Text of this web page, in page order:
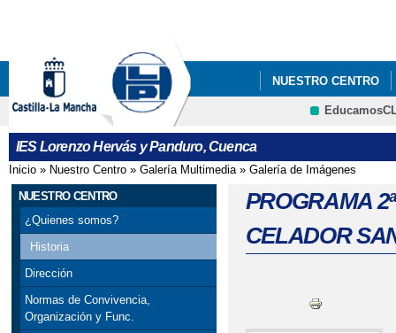
NUESTRO CENTRO
FORMACIÓN
IES Lorenzo Hervás y Panduro, Cuenca
Se encuentra usted aquí
Inicio » Nuestro Centro » Galería Multimedia» Galería de Imágenes
NUESTRO CENTRO
¿Quienes somos?
Historia
Dirección
Normas de Convivencia,
Organización y Func.
PROGRAMA
CELADOR